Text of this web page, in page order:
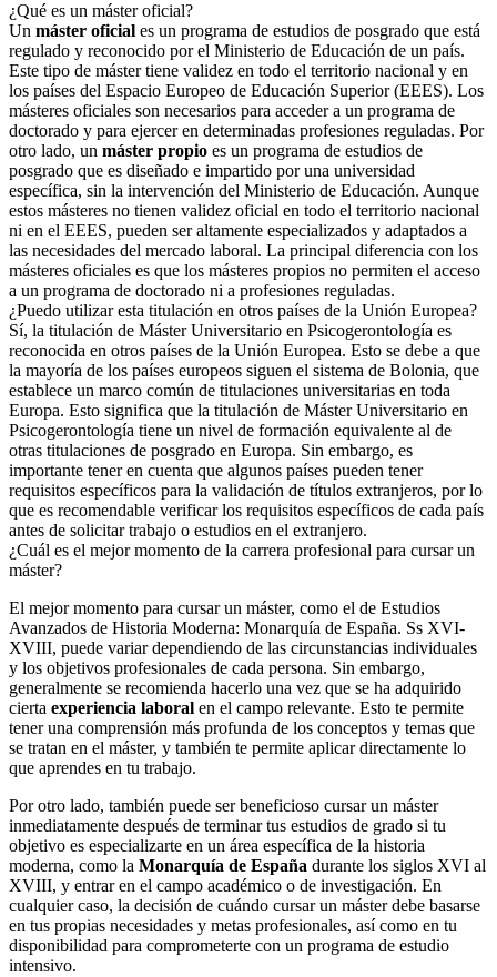
¿Qué es un máster oficial?
Un máster oficial es un programa de estudios de posgrado que está
regulado y reconocido por el Ministerio de Educación de un país.
Este tipo de máster tiene validez en todo el territorio nacional y en
los países del Espacio Europeo de Educación Superior (EEES). Los
másteres oficiales son necesarios para acceder a un programa de
doctorado y para ejercer en determinadas profesiones reguladas. Por
otro lado, un máster propio es un programa de estudios de
posgrado que es diseñado e impartido por una universidad
específica, sin la intervención del Ministerio de Educación. Aunque
estos másteres no tienen validez oficial en todo el territorio nacional
ni en el EEES, pueden ser altamente especializados y adaptados a
las necesidades del mercado laboral. La principal diferencia con los
másteres oficiales es que los másteres propios no permiten el acceso
a un programa de doctorado ni a profesiones reguladas.
¿Puedo utilizar esta titulación en otros países de la Unión Europea?
Sí, la titulación de Máster Universitario en Psicogerontología es
reconocida en otros países de la Unión Europea. Esto se debe a que
la mayoría de los países europeos siguen el sistema de Bolonia, que
establece un marco común de titulaciones universitarias en toda
Europa. Esto significa que la titulación de Máster Universitario en
Psicogerontología tiene un nivel de formación equivalente al de
otras titulaciones de posgrado en Europa. Sin embargo, es
importante tener en cuenta que algunos países pueden tener
requisitos específicos para la validación de títulos extranjeros, por lo
que es recomendable verificar los requisitos específicos de cada país
antes de solicitar trabajo o estudios en el extranjero.
¿Cuál es el mejor momento de la carrera profesional para cursar un
máster?
El mejor momento para cursar un máster, como el de Estudios
Avanzados de Historia Moderna: Monarquía de España. Ss XVI-
XVIII, puede variar dependiendo de las circunstancias individuales
y los objetivos profesionales de cada persona. Sin embargo,
generalmente se recomienda hacerlo una vez que se ha adquirido
cierta experiencia laboral en el campo relevante. Esto te permite
tener una comprensión más profunda de los conceptos y temas que
se tratan en el máster, y también te permite aplicar directamente lo
que aprendes en tu trabajo.
Por otro lado, también puede ser beneficioso cursar un máster
inmediatamente después de terminar tus estudios de grado si tu
objetivo es especializarte en un área específica de la historia
moderna, como la Monarquía de España durante los siglos XVI al
XVIII, y entrar en el campo académico o de investigación. En
cualquier caso, la decisión de cuándo cursar un máster debe basarse
en tus propias necesidades y metas profesionales, así como en tu
disponibilidad para comprometerte con un programa de estudio
intensivo.